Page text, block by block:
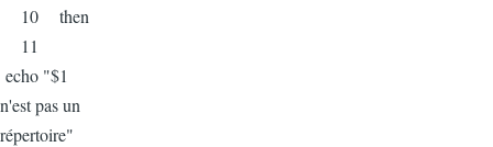
10 then
11
echo "$1
n'est pas un
répertoire"